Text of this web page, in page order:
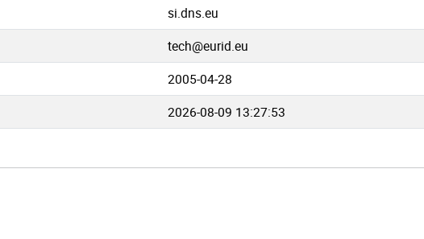
si.dns.eu
tech@eurid.eu
2005-04-28
2026-08-09 13:27:53